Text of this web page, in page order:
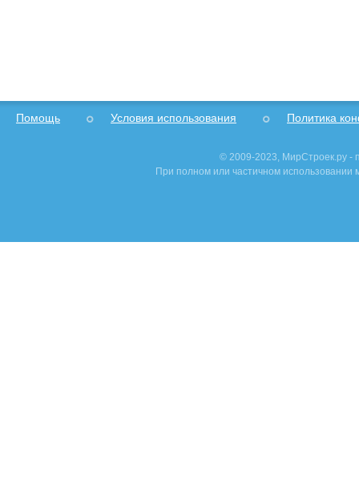
Помощь Условия использования Политика
© 2009-2023, МирСтроек.ру -
При полном или частичном использовании